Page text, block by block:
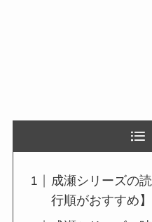
成瀬シリーズの
行順がおすすめ】